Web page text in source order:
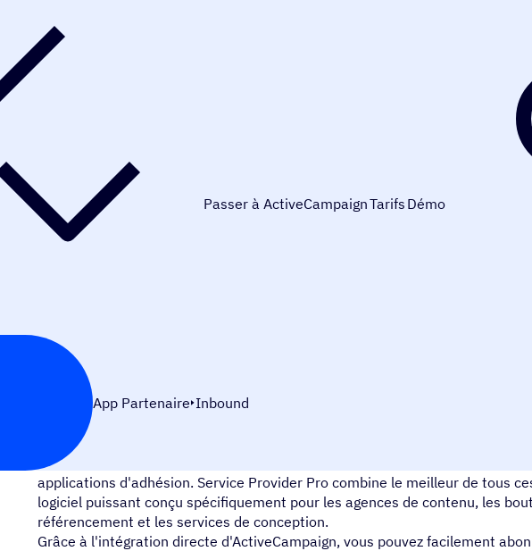
Passer à ActiveCampaignTarifs Démo
App Partenaire Inbound
Oubliez les formulaires, la facturation, la gestion de projet, le service
applications d'adhésion. Service Provider Pro combine le meilleur de tous
logiciel puissant conçu spécifiquement pour les agences de contenu, les
référencement et les services de conception.
Grâce à l'intégration directe d'ActiveCampaign, vous pouvez facilement